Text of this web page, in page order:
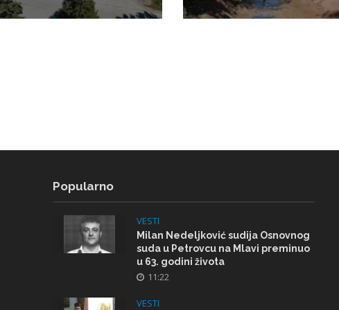
Popularno
VESTI
Milan Nedeljković sudija Osnovnog
suda u Petrovcu na Mlavi preminuo
u 63. godini života
11:22
VESTI